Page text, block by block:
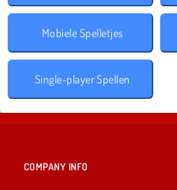
Mobiele Spelletjes
Single-player Spellen
COMPANY INFO